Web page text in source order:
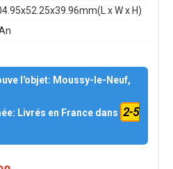
x W x H)
l'objet: Moussy-le-Neuf,
Livrés en France dans 2-5